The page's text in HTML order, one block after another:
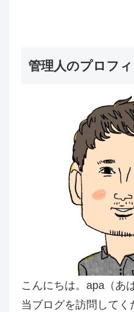
管理人のプロフ
こんにちは。apa（あ
当ブログを訪問してく